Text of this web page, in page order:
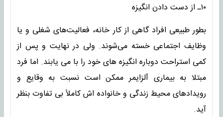
۱۰ـ از دست دادن انگیزه
بطور طبیعی افراد گاهی از کار خانه، فعالیت‌های شغلی و یا
وظایف اجتماعی خسته می‌شوند. ولی در نهایت و پس از
کمی استراحت دوباره انگیزه های خود را با می یابند. اما فرد
مبتلا به بیماری آلزایمر ممکن است نسبت به وقایع و
رویدادهای محیط زندگی و خانواده اش کاملاً ‌بی تفاوت بنظر
آید.